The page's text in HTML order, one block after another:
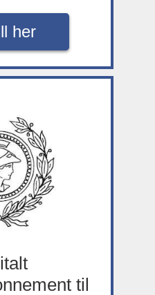
her
til